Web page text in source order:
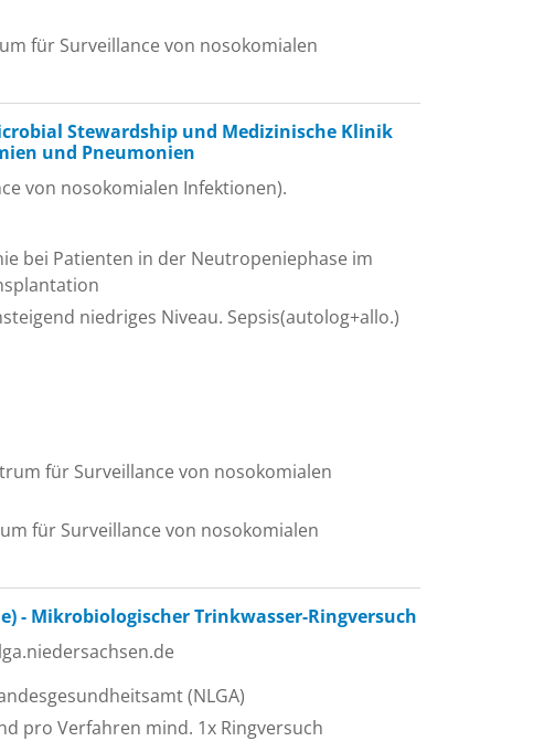
für Surveillance von nosokomialen
Stewardship und Medizinische Klinik
und Pneumonien
von nosokomialen Infektionen).
bei Patienten in der Neutropeniephase im
niedriges Niveau. Sepsis(autolog+allo.)
für Surveillance von nosokomialen
für Surveillance von nosokomialen
- Mikrobiologischer Trinkwasser-Ringversuch
(NLGA)
pro Verfahren mind. 1x Ringversuch